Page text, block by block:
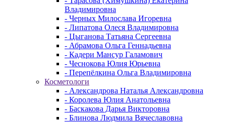
Владимировна
- Черных Милослава Игоревна
- Липатова Олеся Владимировна
- Цыганова Татьяна Сергеевна
- Абрамова Ольга Геннадьевна
- Кадери Мансур Галамович
- Чеснокова Юлия Юрьевна
- Перепёлкина Ольга Владимировна
Косметологи
- Александрова Наталья Александровна
- Королева Юлия Анатольевна
- Баскакова Дарья Викторовна
- Блинова Людмила Вячеславовна